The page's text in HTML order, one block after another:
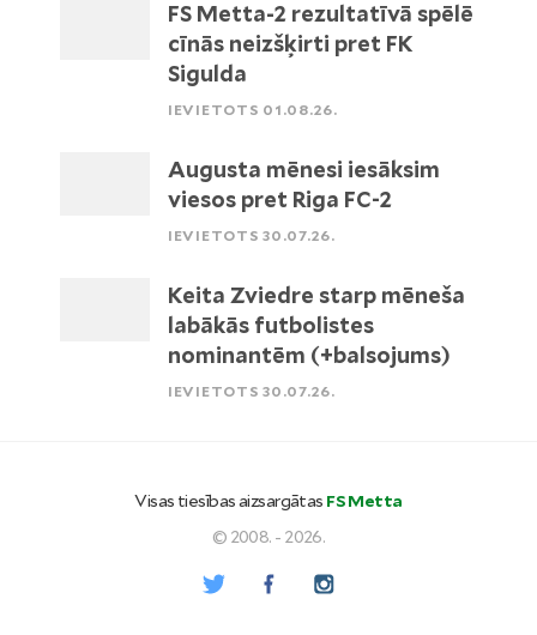
FS Metta-2 rezultatīvā spēlē
cīnās neizšķirti pret FK
Sigulda
IEVIETOTS 01.08.26.
Augusta mēnesi iesāksim
viesos pret Riga FC-2
IEVIETOTS 30.07.26.
Keita Zviedre starp mēneša
labākās futbolistes
nominantēm (+balsojums)
IEVIETOTS 30.07.26.
Visas tiesības aizsargātas FS Metta
© 2008. - 2026.